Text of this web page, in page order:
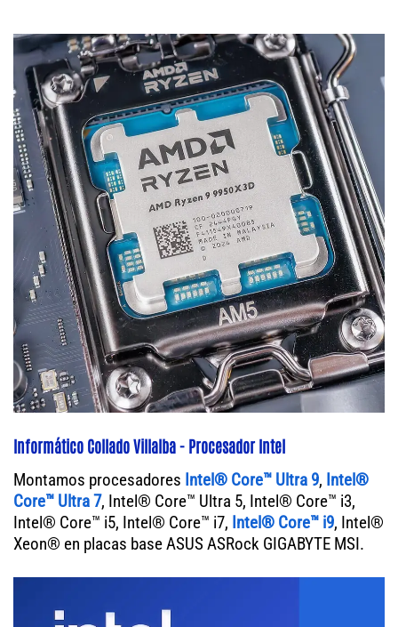
Informático Collado Villalba - Procesador Intel
Montamos procesadores Intel® Core™ Ultra 9, Intel®
Core™ Ultra 7, Intel® Core™ Ultra 5, Intel® Core™ i3,
Intel® Core™ i5, Intel® Core™ i7, Intel® Core™ i9, Intel®
Xeon® en placas base ASUS ASRock GIGABYTE MSI.